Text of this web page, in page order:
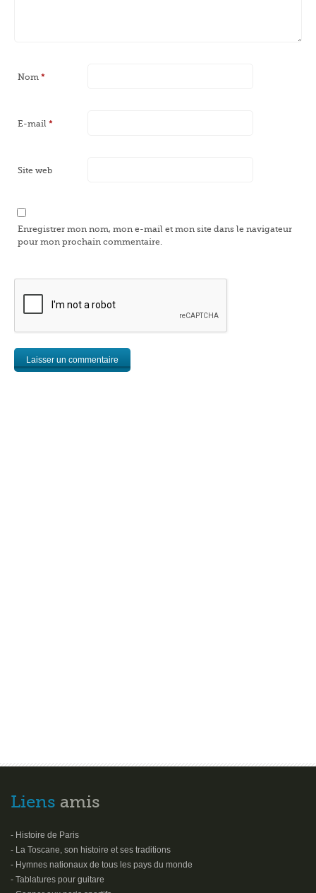
Nom *
E-mail *
Site web
Enregistrer mon nom, mon e-mail et mon site dans le navigateur
pour mon prochain commentaire.
Liens amis
- Histoire de Paris
- La Toscane, son histoire et ses traditions
- Hymnes nationaux de tous les pays du monde
- Tablatures pour guitare